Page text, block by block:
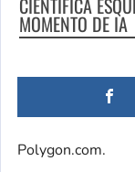
CIENTÍFICA
MOMENTO DE IA
Polygon.com.